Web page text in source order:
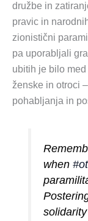
družbe in
pravic in
zionistični
pa uporabljali
ubitih je bilo
ženske in otroci
pohabljanja in
when